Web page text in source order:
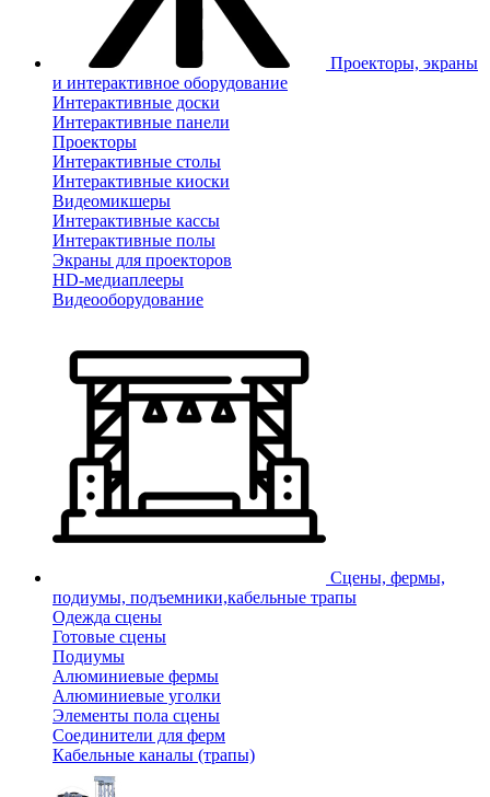
Проекторы, экраны
и интерактивное оборудование
Интерактивные доски
Интерактивные панели
Проекторы
Интерактивные столы
Интерактивные киоски
Видеомикшеры
Интерактивные кассы
Интерактивные полы
Экраны для проекторов
HD-медиаплееры
Видеооборудование
Сцены, фермы,
подиумы, подъемники,кабельные трапы
Одежда сцены
Готовые сцены
Подиумы
Алюминиевые фермы
Алюминиевые уголки
Элементы пола сцены
Соединители для ферм
Кабельные каналы (трапы)